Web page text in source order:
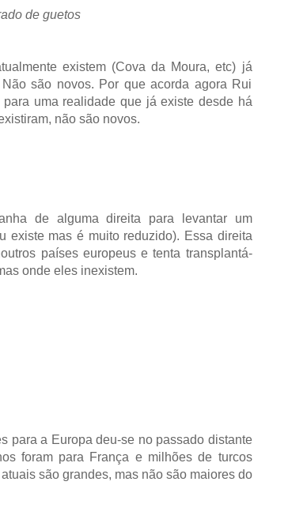
de guetos
existem (Cova da Moura, etc) já
são novos. Por que acorda agora Rui
uma realidade que já existe desde há
não são novos.
de alguma direita para levantar um
existe mas é muito reduzido). Essa direita
países europeus e tenta transplantá-
onde eles inexistem.
para a Europa deu-se no passado distante
foram para França e milhões de turcos
são grandes, mas não são maiores do